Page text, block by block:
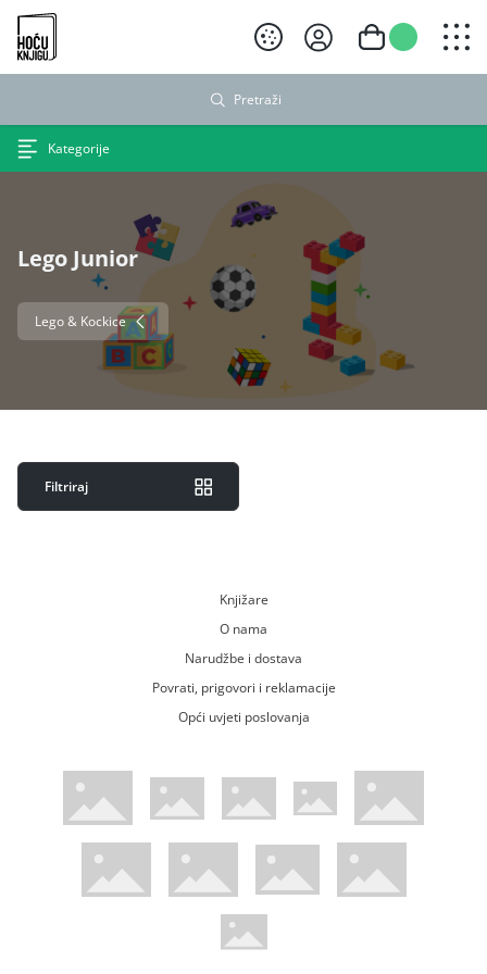
Hoću knjigu crni logo
Pretraži
Kategorije
Lego Junior
Lego & Kockice
Filtriraj
Knjižare
O nama
Narudžbe i dostava
Povrati, prigovori i reklamacije
Opći uvjeti poslovanja
WsPay web stranicaMaestro web stranicaMastercard web stranicaAmerican Express web stranica
Visa web stranica
Diners web stranicaTrustwave certificiranoMastercard sigurnosni kod web
Pci Dss certificirano
Verified by Visa web stranica